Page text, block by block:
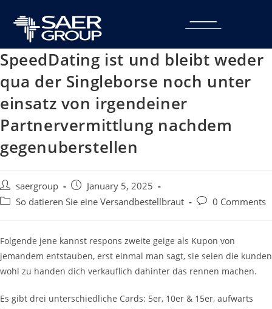
SpeedDating ist und bleibt weder
qua der Singleborse noch unter
einsatz von irgendeiner
Partnervermittlung nachdem
gegenuberstellen
saergroup
January 5, 2025
So datieren Sie eine Versandbestellbraut
0 Comments
Folgende jene kannst respons zweite geige als Kupon von
jemandem entstauben, erst einmal man sagt, sie seien die kunden
wohl zu handen dich verkauflich dahinter das rennen machen.
Es gibt drei unterschiedliche Cards: 5er, 10er & 15er, aufwarts